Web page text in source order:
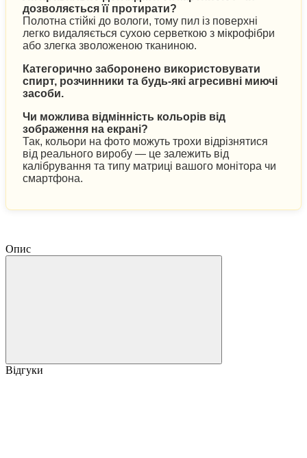
дозволяється її протирати?
Полотна стійкі до вологи, тому пил із поверхні
легко видаляється сухою серветкою з мікрофібри
або злегка зволоженою тканиною.
Категорично заборонено використовувати
спирт, розчинники та будь-які агресивні миючі
засоби.
Чи можлива відмінність кольорів від
зображення на екрані?
Так, кольори на фото можуть трохи відрізнятися
від реального виробу — це залежить від
калібрування та типу матриці вашого монітора чи
смартфона.
Опис
Відгуки